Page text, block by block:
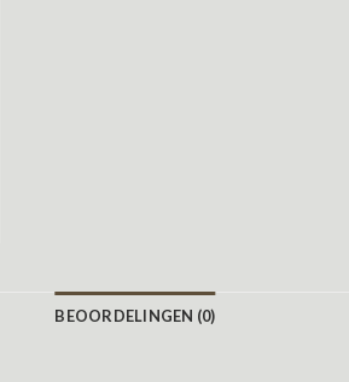
BEOORDELINGEN (0)